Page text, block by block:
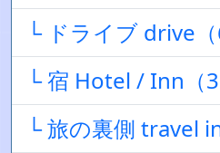
└ ドライブ drive（
└ 宿 Hotel / Inn（3
└ 旅の裏側 travel